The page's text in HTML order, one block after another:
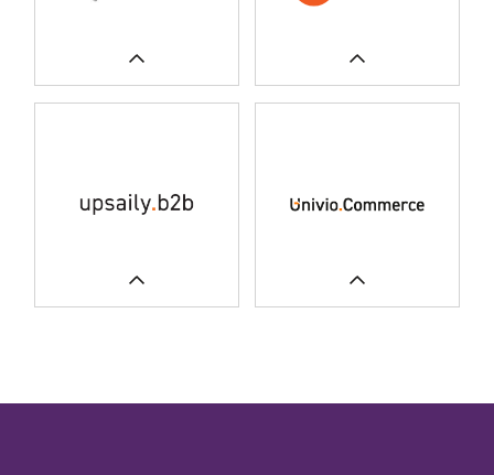
WIĘCEJ WIĘCEJ